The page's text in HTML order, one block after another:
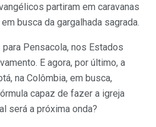
partiram em caravanas
busca da gargalhada sagrada.
Pensacola, nos Estados
E agora, por último, a
na Colômbia, em busca,
capaz de fazer a igreja
será a próxima onda?